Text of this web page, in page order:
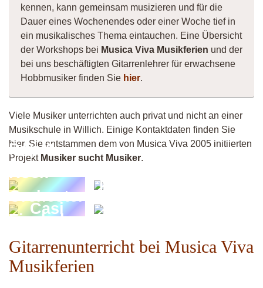
kennen, kann gemeinsam musizieren und für die
Dauer eines Wochenendes oder einer Woche tief in
ein musikalisches Thema eintauchen. Eine Übersicht
der Workshops bei Musica Viva Musikferien und der
bei uns beschäftigten Gitarrenlehrer für erwachsene
Hobbmusiker finden Sie hier.
Viele Musiker unterrichten auch privat und nicht an einer
Musikschule in Willich. Einige Kontaktdaten finden Sie
hier. Sie entstammen dem von Musica Viva 2005 initiierten
Projekt Musiker sucht Musiker.
Pop &
Rock
Orchester
Fischeln
Matthias
Casi
Gitarrenunterricht bei Musica Viva
Musikferien